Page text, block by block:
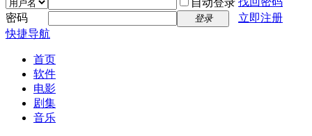
密码
登录
立即注册
快捷导航
首页
软件
电影
剧集
音乐